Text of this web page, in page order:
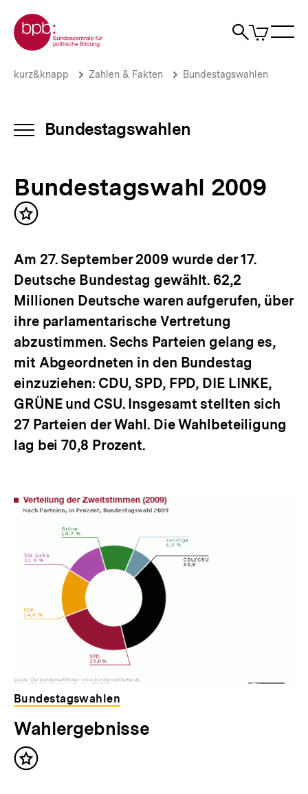
zum
Seiteninhalt
springen
Zur Startseite der bpb
Suche
Artikel
im
Bundestagswahl
bpb.de
Brotkrümelnavigation
Pfadnavigation
kurz&knapp Zahlen & Fakten Bundestagswahlen
INHALTSNAVIGATION
Bundestagswahlen
Bundestagswahl 2009
Inhalt
Am 27. September 2009 wurde der 17.
Deutsche Bundestag gewählt. 62,2
Millionen Deutsche waren aufgerufen, über
ihre parlamentarische Vertretung
abzustimmen. Sechs Parteien gelang es,
mit Abgeordneten in den Bundestag
einzuziehen: CDU, SPD, FPD, DIE LINKE,
GRÜNE und CSU. Insgesamt stellten sich
27 Parteien der Wahl. Die Wahlbeteiligung
lag bei 70,8 Prozent.
Bundestagswahlen
Wahlergebnisse
Inhalt